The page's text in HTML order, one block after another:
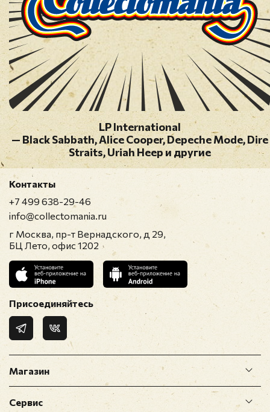
LP International
— Black Sabbath, Alice Cooper, Depeche Mode, Dire
Straits, Uriah Heep и другие
Магазин
Сервис
Контакты
+7 499 638-29-46
info@collectomania.ru
г Москва, пр-т Вернадского, д 29,
БЦ Лето, офис 1202
Присоединяйтесь